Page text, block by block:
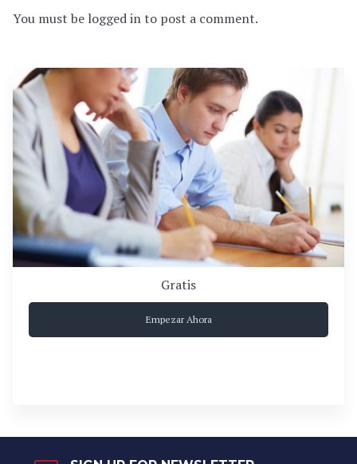
You must be logged in to post a comment.
Gratis
Empezar Ahora